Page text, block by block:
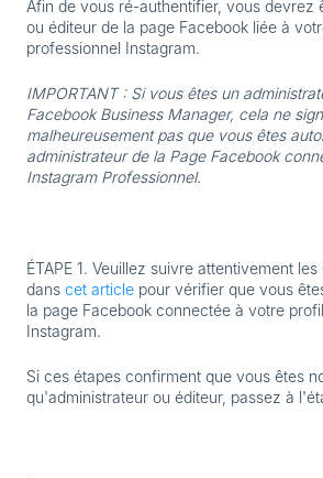
Afin de vous ré-authentifier, vous devrez
ou éditeur de la page Facebook liée à
professionnel Instagram.
IMPORTANT : Si vous êtes un
Facebook Business Manager, cela ne
malheureusement pas que vous êtes
administrateur de la Page Facebook
Instagram Professionnel.
ÉTAPE 1. Veuillez suivre attentivement
dans cet article pour vérifier que vous
la page Facebook connectée à votre
Instagram.
Si ces étapes confirment que vous êtes
qu'administrateur ou éditeur, passez à